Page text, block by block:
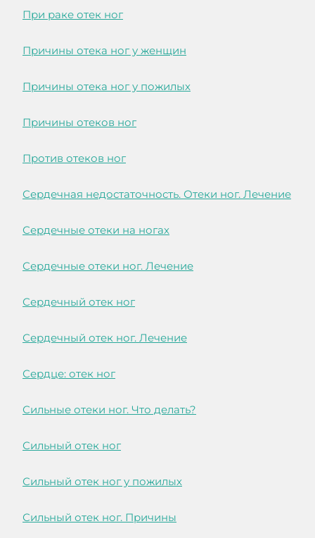
При раке отек ног
Причины отека ног у женщин
Причины отека ног у пожилых
Причины отеков ног
Против отеков ног
Сердечная недостаточность. Отеки ног. Лечение
Сердечные отеки на ногах
Сердечные отеки ног. Лечение
Сердечный отек ног
Сердечный отек ног. Лечение
Сердце: отек ног
Сильные отеки ног. Что делать?
Сильный отек ног
Сильный отек ног у пожилых
Сильный отек ног. Причины